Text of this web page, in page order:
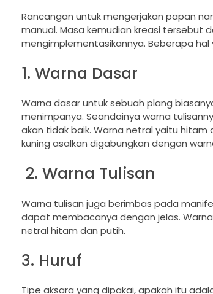
Rancangan untuk mengerjakan papan
manual. Masa kemudian kreasi tersebut
mengimplementasikannya. Beberapa
1. Warna Dasar
Warna dasar untuk sebuah plang
menimpanya. Seandainya warna
akan tidak baik. Warna netral yaitu
kuning asalkan digabungkan dengan
2. Warna Tulisan
Warna tulisan juga berimbas pada
dapat membacanya dengan jelas.
netral hitam dan putih.
3. Huruf
Tipe aksara yang dipakai, apakah itu